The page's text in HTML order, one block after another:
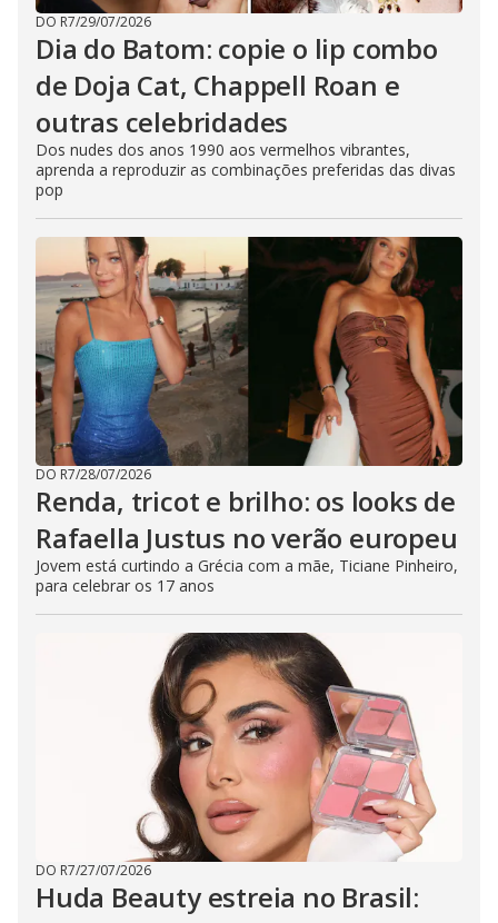
DO R7/29/07/2026
Dia do Batom: copie o lip combo
de Doja Cat, Chappell Roan e
outras celebridades
Dos nudes dos anos 1990 aos vermelhos vibrantes,
aprenda a reproduzir as combinações preferidas das divas
pop
DO R7/28/07/2026
Renda, tricot e brilho: os looks de
Rafaella Justus no verão europeu
Jovem está curtindo a Grécia com a mãe, Ticiane Pinheiro,
para celebrar os 17 anos
DO R7/27/07/2026
Huda Beauty estreia no Brasil: